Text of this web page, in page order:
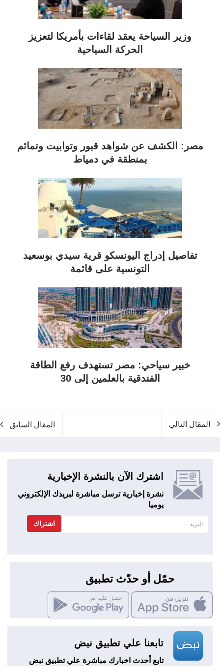
وزير السياحة يعقد لقاءات بأمريكا لتعزيز
الحركة السياحية
مصر: الكشف عن شواهد قبور وتوابيت وتمائم
بمنطقة في دمياط
تفاصيل إدراج اليونسكو قرية سيدي بوسعيد
التونسية على قائمة
خبير سياحي: مصر تستهدف رفع الطاقة
الفندقية بالعلمين إلى 30
المقال التالي المقال السابق
اشترك الآن بالنشرة الإخبارية
نشرة إخبارية ترسل مباشرة لبريدك الإلكتروني
يوميا
اشتراك
حمّل أو حدّث تطبيق
تابعنا علي تطبيق نبض
تابع أحدث اخبارك مباشرة علي تطبيق نبض